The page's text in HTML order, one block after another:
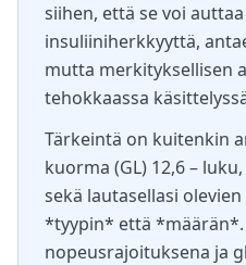
siihen, että se voi
insuliiniherkkyyttä,
mutta merkityksellisen
tehokkaassa
Tärkeintä on kuitenkin
kuorma (GL) 12,6 –
sekä lautasellasi
*tyypin* että *määrän*.
nopeusrajoituksena ja